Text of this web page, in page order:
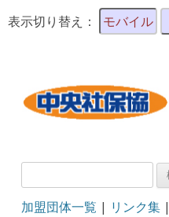
表示切り替え： モバイル
検
加盟団体一覧 | リンク集 |